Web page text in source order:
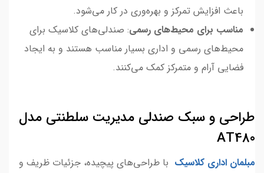
باعث افزایش تمرکز و بهره‌وری در کار می‌شود.
مناسب برای محیط‌های رسمی: صندلی‌های کلاسیک برای
محیط‌های رسمی و اداری بسیار مناسب هستند و به ایجاد
فضایی آرام و متمرکز کمک می‌کنند.
طراحی و سبک صندلی مدیریت سلطنتی مدل
AT480
مبلمان اداری کلاسیک با طراحی‌های پیچیده، جزئیات ظریف و